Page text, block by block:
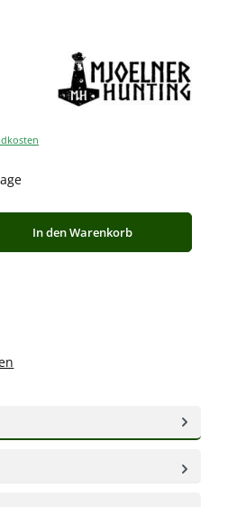
Wert ein oder benutze die
In den Warenkorb